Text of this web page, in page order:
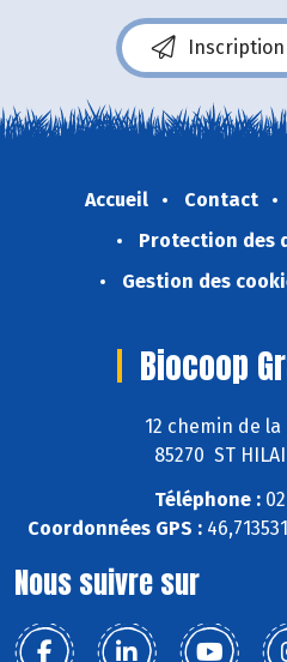
Accueil Contact
Protection des
Gestion des
Biocoop
12 chemin de
85270 ST
Téléphone :
Coordonnées GPS :
Nous suivre sur